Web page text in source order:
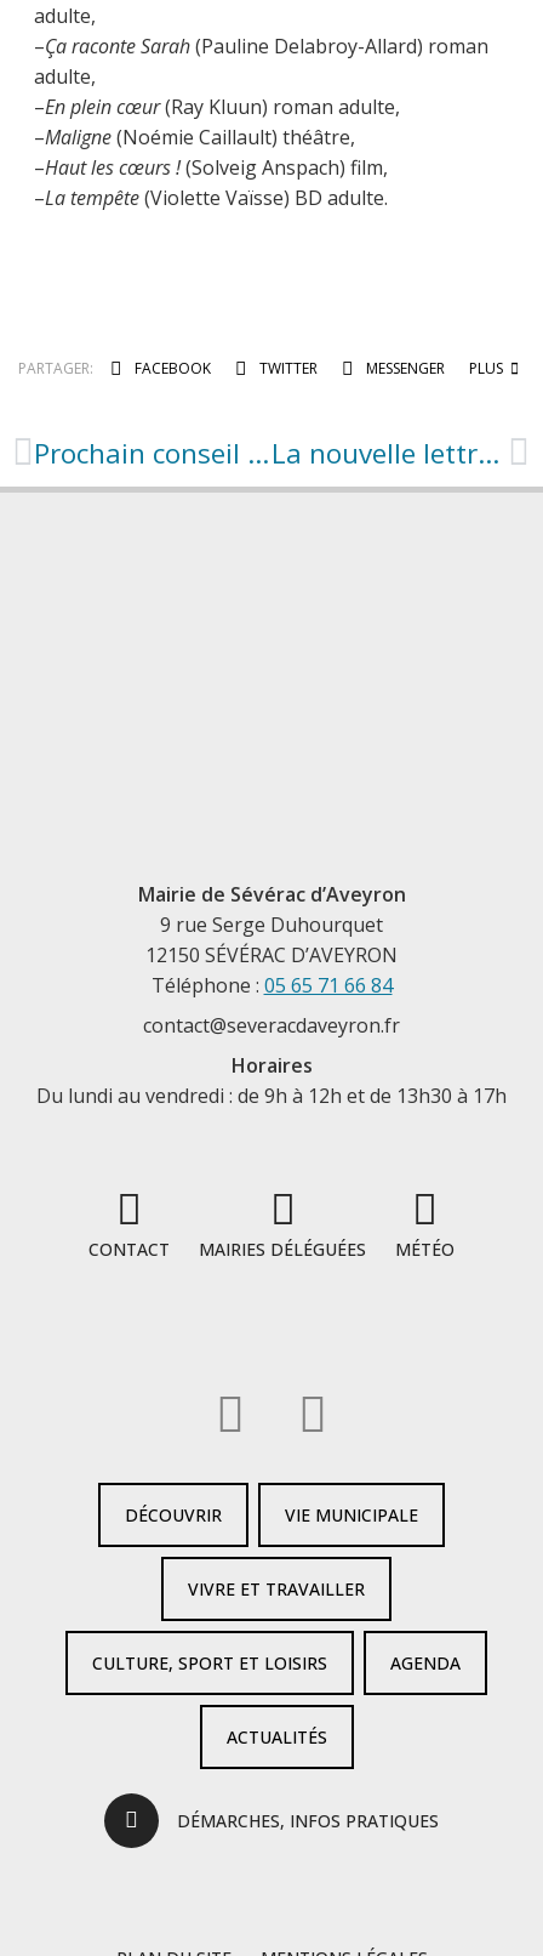
adulte,
–Ça raconte Sarah(Pauline Delabroy-Allard) roman
adulte,
–En plein cœur(Ray Kluun) roman adulte,
–Maligne(Noémie Caillault) théâtre,
–Haut les cœurs !(Solveig Anspach) film,
–La tempête(Violette Vaïsse) BD adulte.
PARTAGER: FACEBOOK TWITTER MESSENGER PLUS
Prochain conseil municipal : 5 octobre à 20h30 La nouvelle lettre d’info culturelle
Mairie de Sévérac d’Aveyron
9 rue Serge Duhourquet
12150 SÉVÉRAC D’AVEYRON
Téléphone : 05 65 71 66 84
contact@severacdaveyron.fr
Horaires
Du lundi au vendredi : de 9h à 12h et de 13h30 à 17h
CONTACT MAIRIES DÉLÉGUÉES MÉTÉO
DÉCOUVRIR VIE MUNICIPALE
VIVRE ET TRAVAILLER
CULTURE, SPORT ET LOISIRS AGENDA
ACTUALITÉS
DÉMARCHES, INFOS PRATIQUES